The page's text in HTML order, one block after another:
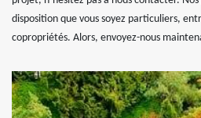
disposition que vous soyez particuliers,
copropriétés. Alors, envoyez-nous